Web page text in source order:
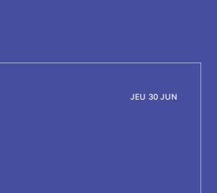
JEU 30 JUN